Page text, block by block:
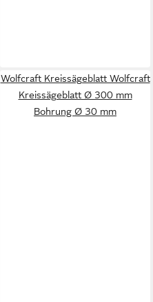
Wolfcraft Kreissägeblatt Wolfcraft
Kreissägeblatt Ø 300 mm
Bohrung Ø 30 mm